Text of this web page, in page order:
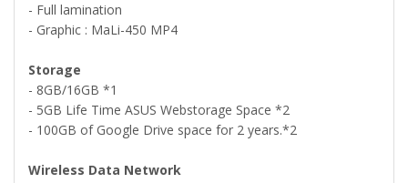
- Full lamination
- Graphic : MaLi-450 MP4
Storage
- 8GB/16GB *1
- 5GB Life Time ASUS Webstorage Space *2
- 100GB of Google Drive space for 2 years.*2
Wireless Data Network